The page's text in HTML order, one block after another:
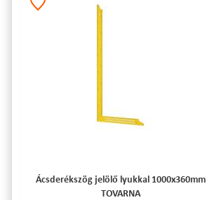
Ácsderékszög jelölő lyukkal 1000x360mm
TOVARNA